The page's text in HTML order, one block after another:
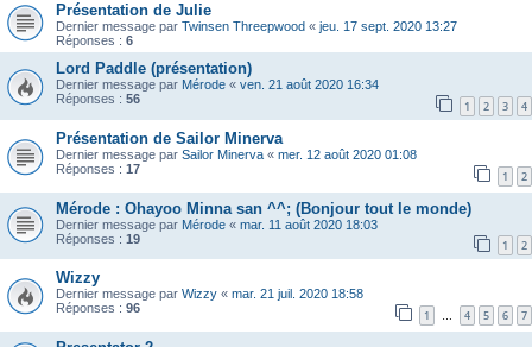
Présentation de Julie
Dernier message par Twinsen Threepwood « jeu. 17 sept. 2020 13:27
Réponses : 6
Lord Paddle (présentation)
Dernier message par Mérode « ven. 21 août 2020 16:34
Réponses : 56 1 2 3 4
Présentation de Sailor Minerva
Dernier message par Sailor Minerva « mer. 12 août 2020 01:08
Réponses : 17 1 2
Mérode : Ohayoo Minna san ^^; (Bonjour tout le monde)
Dernier message par Mérode « mar. 11 août 2020 18:03
Réponses : 19 1 2
Wizzy
Dernier message par Wizzy « mar. 21 juil. 2020 18:58
Réponses : 96 1 … 4 5 6 7